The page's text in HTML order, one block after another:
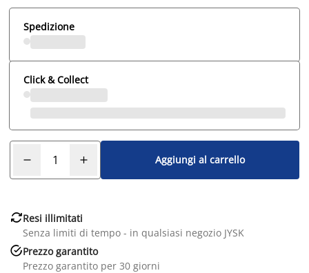
Spedizione
Click & Collect
Aggiungi al carrello
Resi illimitati
Senza limiti di tempo - in qualsiasi negozio JYSK
Prezzo garantito
Prezzo garantito per 30 giorni